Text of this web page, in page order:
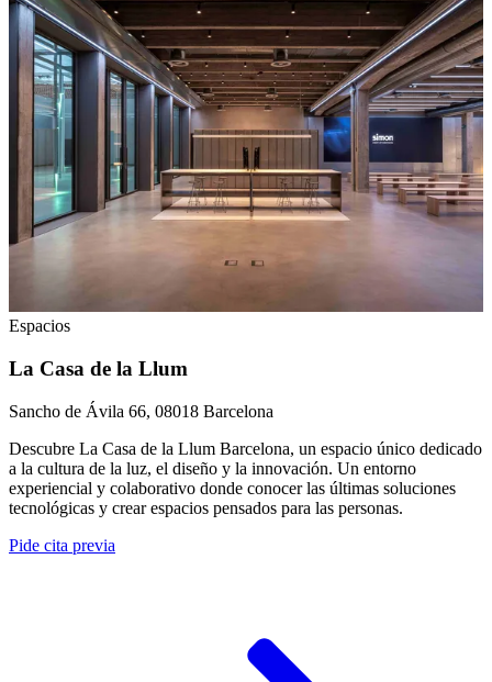
Espacios
La Casa de la Llum
Sancho de Ávila 66, 08018 Barcelona
Descubre La Casa de la Llum Barcelona, un espacio único dedicado
a la cultura de la luz, el diseño y la innovación. Un entorno
experiencial y colaborativo donde conocer las últimas soluciones
tecnológicas y crear espacios pensados para las personas.
Pide cita previa